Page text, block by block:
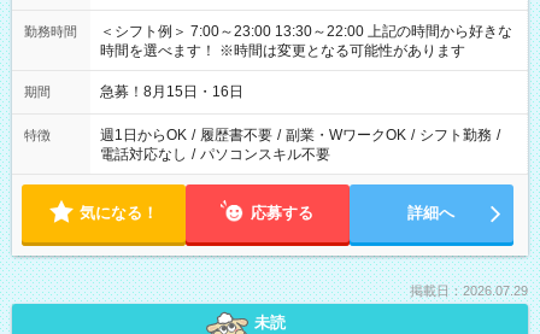
勤務時間
＜シフト例＞ 7:00～23:00 13:30～22:00 上記の時間から好きな
時間を選べます！ ※時間は変更となる可能性があります
期間 急募！8月15日・16日
特徴 週1日からOK / 履歴書不要 / 副業・WワークOK / シフト勤務 /
電話対応なし / パソコンスキル不要
気になる！ 応募する 詳細へ
掲載日：2026.07.29
未読